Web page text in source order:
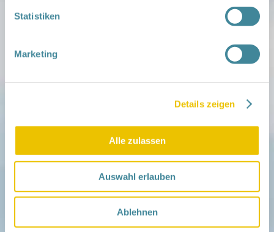
Statistiken
Marketing
Details zeigen
Alle zulassen
Auswahl erlauben
Ablehnen
Infos für Familien
Netzwerk-Nachrichten
Aktuelle Termine
Netzwerk
Über das Netzwerk
Das Familienhandbuch
Infopool